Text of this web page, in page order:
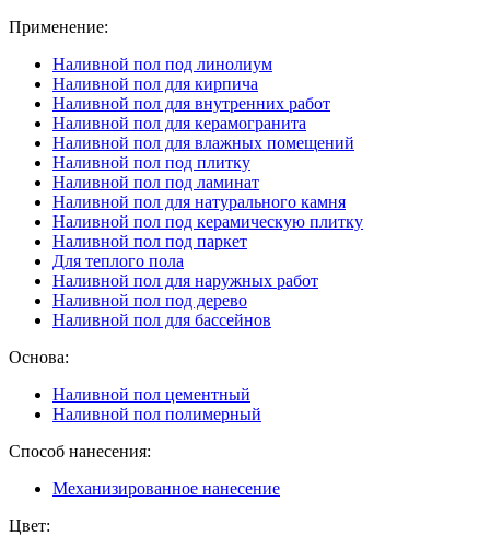
Применение:
Наливной пол под линолиум
Наливной пол для кирпича
Наливной пол для внутренних работ
Наливной пол для керамогранита
Наливной пол для влажных помещений
Наливной пол под плитку
Наливной пол под ламинат
Наливной пол для натурального камня
Наливной пол под керамическую плитку
Наливной пол под паркет
Для теплого пола
Наливной пол для наружных работ
Наливной пол под дерево
Наливной пол для бассейнов
Основа:
Наливной пол цементный
Наливной пол полимерный
Способ нанесения:
Механизированное нанесение
Цвет: